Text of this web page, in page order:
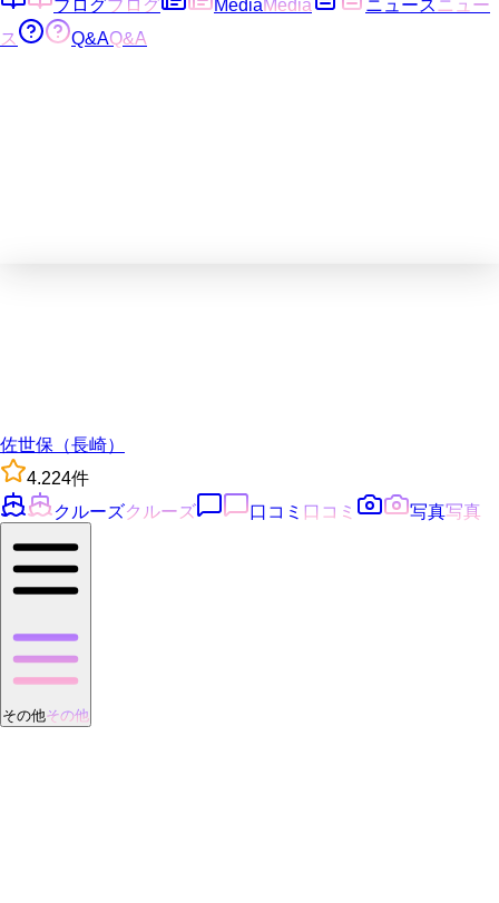
ブログブログ MediaMedia ニュース ニュー
ス
Q&AQ&A
佐世保（長崎）
4.224件
クルーズクルーズ 口コミ 口コミ 写真写真
その他その他